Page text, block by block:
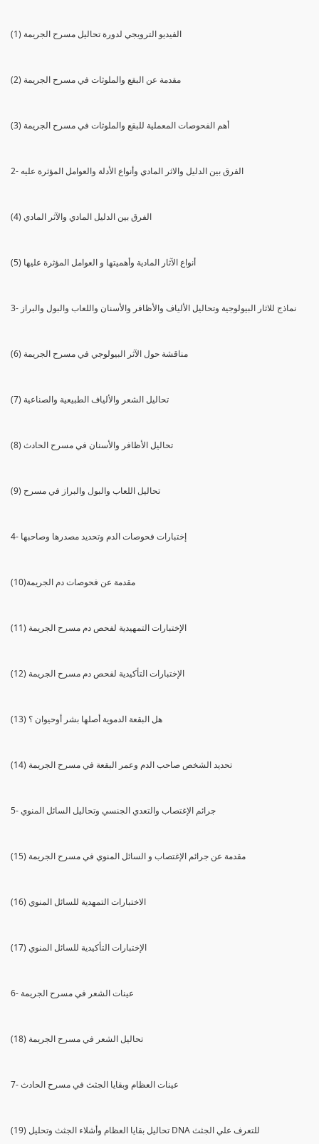
(1) الفيديو الترويجي لدورة تحاليل مسرح الجريمة
(2) مقدمة عن البقع والملوثات في مسرح الجريمة
(3) أهم الفحوصات المعملية للبقع والملوثات في مسرح الجريمة
2- الفرق بين الدليل والاثر المادي وأنواع الأدلة والعوامل المؤثرة عليه
(4) الفرق بين الدليل المادي والآثر المادي
(5) أنواع الآثار المادية وأهميتها و العوامل المؤثرة عليها
3- نماذج للاثار البيولوجية وتحاليل الألياف والأظافر والأسنان واللعاب والبول والبراز
(6) مناقشة حول الآثر البيولوجي في مسرح الجريمة
(7) تحاليل الشعر والألياف الطبيعية والصناعية
(8) تحاليل الأظافر والأسنان في مسرح الحادث
(9) تحاليل اللعاب والبول والبراز في مسرح
4- إختبارات فحوصات الدم وتحديد مصدرها وصاحبها
(10)مقدمة عن فحوصات دم الجريمة
(11) الإختبارات التمهيدية لفحص دم مسرح الجريمة
(12) الإختبارات التأكيدية لفحص دم مسرح الجريمة
(13) هل البقعة الدموية أصلها بشر أوحيوان ؟
(14) تحديد الشخص صاحب الدم وعمر البقعة في مسرح الجريمة
5- جرائم الإغتصاب والتعدي الجنسي وتحاليل السائل المنوي
(15) مقدمة عن جرائم الإغتصاب و السائل المنوي في مسرح الجريمة
(16) الاختبارات التمهدية للسائل المنوي
(17) الإختبارات التأكيدية للسائل المنوي
6- عينات الشعر في مسرح الجريمة
(18) تحاليل الشعر في مسرح الجريمة
7- عينات العظام وبقايا الجثث في مسرح الحادث
(19) تحاليل بقايا العظام وأشلاء الجثث وتحليل DNA للتعرف علي الجثث